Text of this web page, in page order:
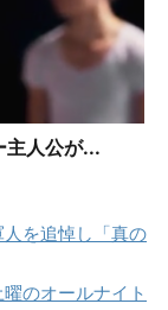
主人公が...
を追悼し「真の
のオールナイト